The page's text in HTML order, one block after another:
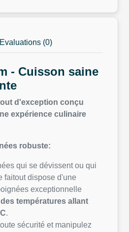
Evaluations (0)
- Cuisson saine
d'exception conçu
expérience culinaire
robuste:
qui se dévissent ou qui
faitout dispose d'une
exceptionnelle
températures allant
.
sécurité et manipulez